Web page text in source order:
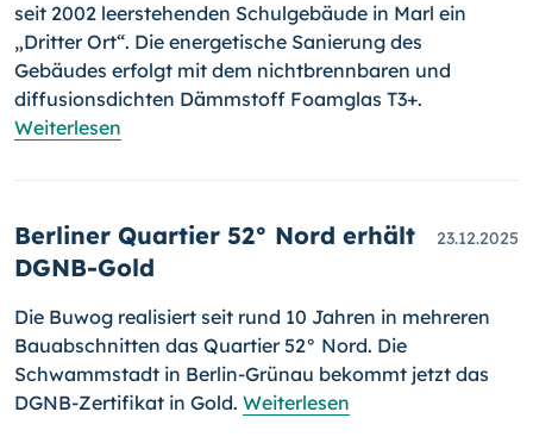
seit 2002 leerstehenden Schulgebäude in Marl ein
„Dritter Ort“. Die energetische Sanierung des
Gebäudes erfolgt mit dem nichtbrennbaren und
diffusionsdichten Dämmstoff Foamglas T3+.
Weiterlesen
Berliner Quartier 52° Nord erhält
DGNB-Gold
23.12.2025
Die Buwog realisiert seit rund 10 Jahren in mehreren
Bauabschnitten das Quartier 52° Nord. Die
Schwammstadt in Berlin-Grünau bekommt jetzt das
DGNB-Zertifikat in Gold. Weiterlesen